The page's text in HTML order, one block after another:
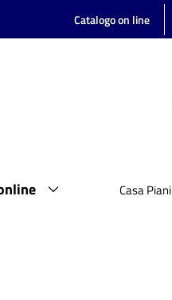
Catalogo on line
Casa Piani